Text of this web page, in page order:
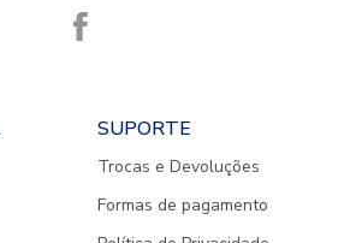
SUPORTE
Trocas e Devoluções
Formas de pagamento